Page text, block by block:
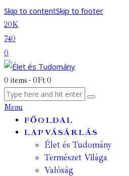
Skip to contentSkip to footer
20K
740
0
0 items - 0Ft 0
Menu
FŐOLDAL
LAPVÁSÁRLÁS
Élet és Tudomány
Természet Világa
Valóság